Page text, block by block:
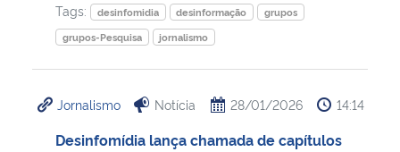
Ministério do Turismo
Ministério do Desenvolvimento Regional
Controladoria-Geral da União
Tags:
desinfomidia desinformação
grupos
grupos-Pesquisa
jornalismo
Jornalismo Notícia 28/01/2026 14:14
Desinfomídia lança chamada de capítulos